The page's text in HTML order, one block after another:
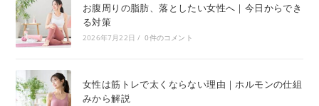
お腹周りの脂肪、落としたい女性へ｜今日からでき
る対策
2026年7月22日 / 0件のコメント
女性は筋トレで太くならない理由｜ホルモンの仕組
みから解説